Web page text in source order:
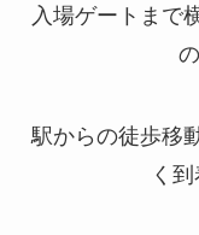
入場ゲートまで
駅からの徒歩移
く